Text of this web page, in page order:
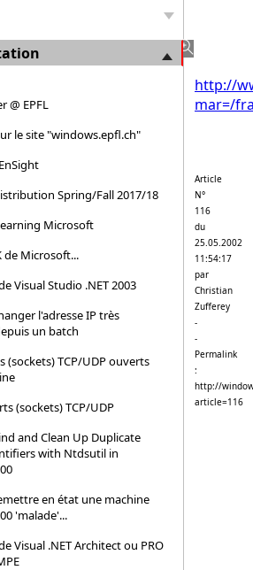
@ EPFL
le site "windows.epfl.ch"
Spring/Fall 2017/18
Microsoft
de Microsoft...
Visual Studio .NET 2003
l'adresse IP très
un batch
(sockets) TCP/UDP ouverts
(sockets) TCP/UDP
and Clean Up Duplicate
with Ntdsutil in
en état une machine
'malade'...
Visual .NET Architect ou PRO
http://
mar=/
Article
N°
116
du
25.05.2002
11:54:17
par
Christian
Zufferey
-
-
Permalink
:
http://
article=116